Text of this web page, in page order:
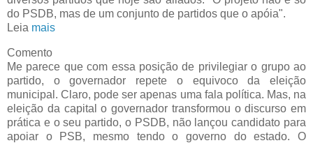
do PSDB, mas de um conjunto de partidos que o apóia".
Leia mais
Comento
Me parece que com essa posição de privilegiar o grupo ao
partido, o governador repete o equivoco da eleição
municipal. Claro, pode ser apenas uma fala política. Mas, na
eleição da capital o governador transformou o discurso em
prática e o seu partido, o PSDB, não lançou candidato para
apoiar o PSB, mesmo tendo o governo do estado. O